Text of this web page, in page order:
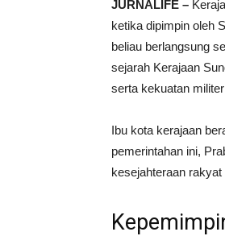
JURNALIFE –
ketika dipimpin oleh
beliau berlangsung
sejarah Kerajaan
serta kekuatan
Ibu kota kerajaan
pemerintahan ini,
kesejahteraan